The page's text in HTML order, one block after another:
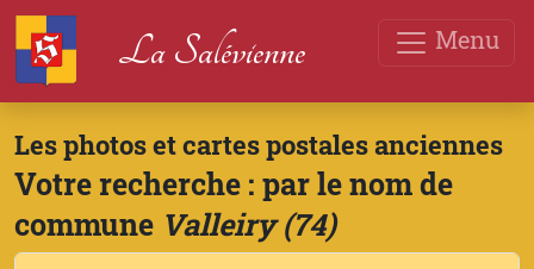
Menu
La Salévienne
Les photos et cartes postales anciennes
Votre recherche : par le nom de
commune Valleiry (74)